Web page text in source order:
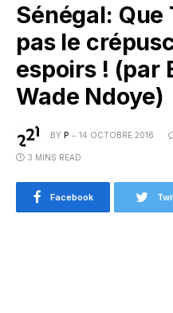
Sénégal:
pas le
espoirs ! (par
Wade Ndoye)
BY P 14 OCTOBRE 2016
3 MINS READ
Facebook